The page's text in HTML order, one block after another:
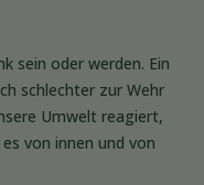
sein oder werden. Ein
schlechter zur Wehr
Umwelt reagiert,
von innen und von